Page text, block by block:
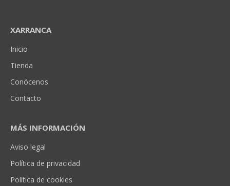
XARRANCA
Inicio
Tienda
Conócenos
Contacto
MÁS INFORMACIÓN
Aviso legal
Política de privacidad
Política de cookies